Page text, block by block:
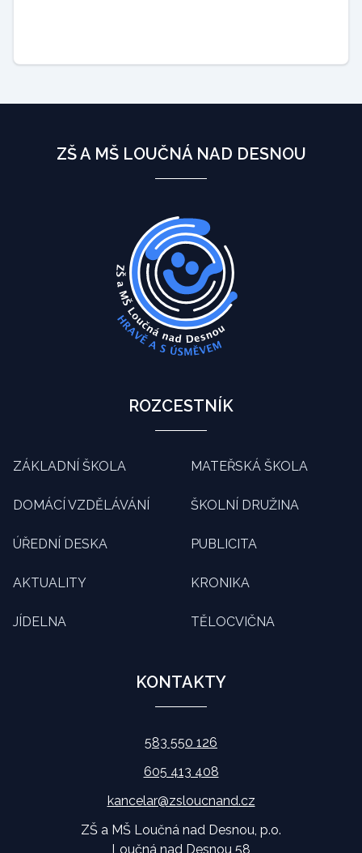
ZŠ A MŠ LOUČNÁ NAD DESNOU
ROZCESTNÍK
ZÁKLADNÍ ŠKOLA MATEŘSKÁ ŠKOLA
DOMÁCÍ VZDĚLÁVÁNÍ ŠKOLNÍ DRUŽINA
ÚŘEDNÍ DESKA PUBLICITA
AKTUALITY KRONIKA
JÍDELNA TĚLOCVIČNA
KONTAKTY
583 550 126
605 413 408
kancelar@zsloucnand.cz
ZŠ a MŠ Loučná nad Desnou, p.o.
Loučná nad Desnou 58